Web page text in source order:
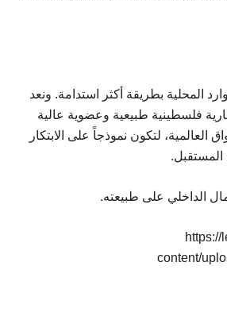
المحلية بطريقة أكثر استدامة. ونعد
فلسطينية طبيعية وعضوية عالية
العالمية، لتكون نموذجاً على الابتكار
المستقبل.
الداخلي على طبيعته.
https://
content/